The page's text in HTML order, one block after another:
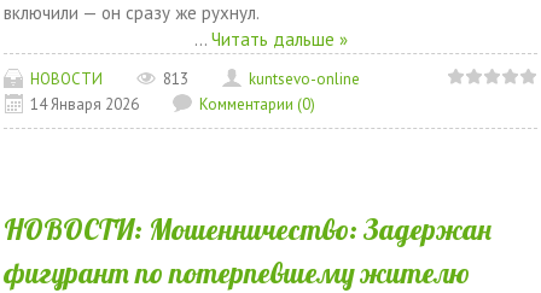
включили — он сразу же рухнул.
... Читать дальше »
НОВОСТИ 813
kuntsevo-online
14 Января 2026
Комментарии (0)
НОВОСТИ: Мошенничество: Задержан
фигурант по потерпевшему жителю